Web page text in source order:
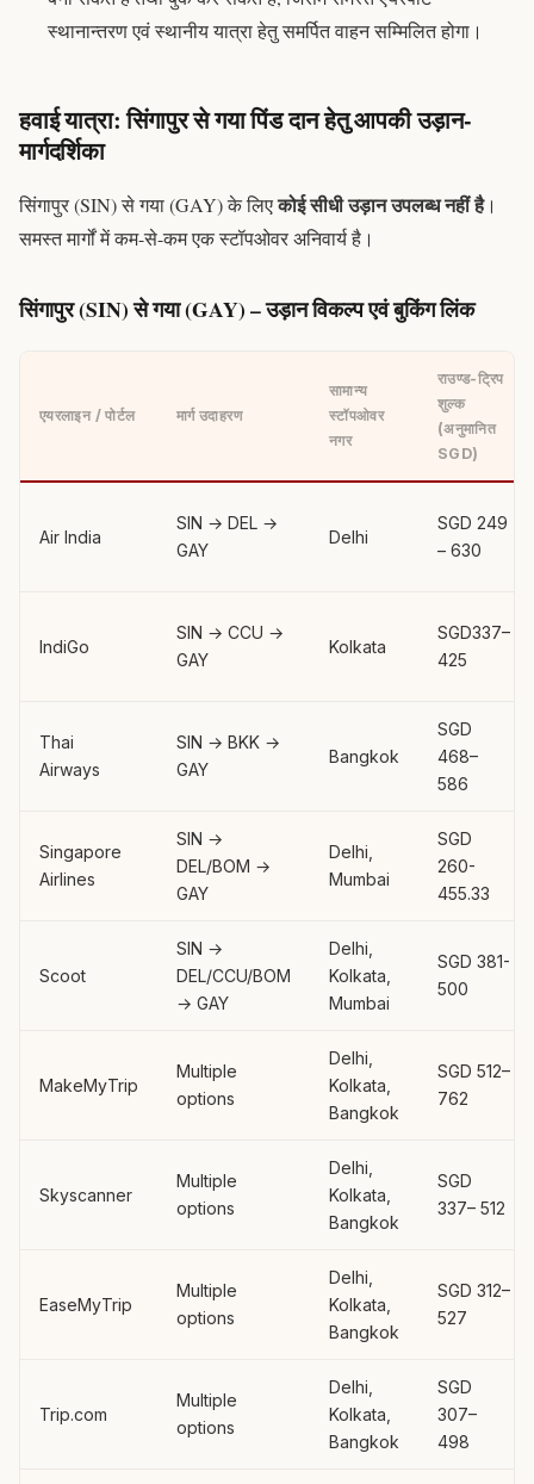
स्थानान्तरण एवं स्थानीय यात्रा हेतु समर्पित वाहन सम्मिलित होगा।
हवाई यात्रा: सिंगापुर से गया पिंड दान हेतु आपकी उड़ान-
मार्गदर्शिका
सिंगापुर (SIN) से गया (GAY) के लिएकोई सीधी उड़ान उपलब्ध नहीं है।
समस्त मार्गों में कम-से-कम एक स्टॉपओवर अनिवार्य है।
सिंगापुर (SIN) से गया (GAY) – उड़ान विकल्प एवं बुकिंग लिंक
एयरलाइन / पोर्टल मार्ग उदाहरण
सामान्य
स्टॉपओवर
नगर
राउण्ड-ट्रिप
शुल्क
(अनुमानित
SGD)
Air India
SIN → DEL →
GAY
Delhi
SGD 249
– 630
IndiGo
SIN → CCU →
GAY
Kolkata
SGD337–
425
Thai
Airways
SIN → BKK →
GAY
Bangkok
SGD
468–
586
Singapore
Airlines
SIN →
DEL/BOM →
GAY
Delhi,
Mumbai
SGD
260-
455.33
Scoot
SIN →
DEL/CCU/BOM
→ GAY
Delhi,
Kolkata,
Mumbai
SGD 381-
500
MakeMyTrip
Multiple
options
Delhi,
Kolkata,
Bangkok
SGD 512–
762
Skyscanner
Multiple
options
Delhi,
Kolkata,
Bangkok
SGD
337– 512
EaseMyTrip
Multiple
options
Delhi,
Kolkata,
Bangkok
SGD 312–
527
Trip.com
Multiple
options
Delhi,
Kolkata,
Bangkok
SGD
307–
498